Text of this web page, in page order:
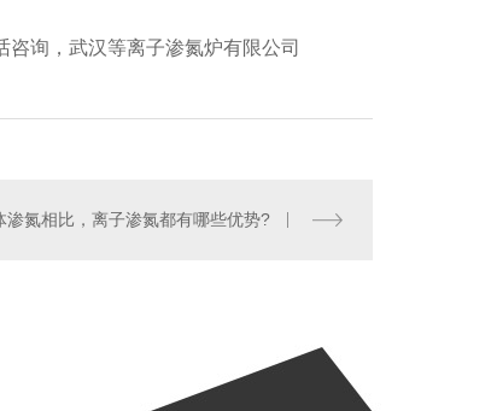
询，武汉等离子渗氮炉有限公司
渗氮相比，离子渗氮都有哪些优势?